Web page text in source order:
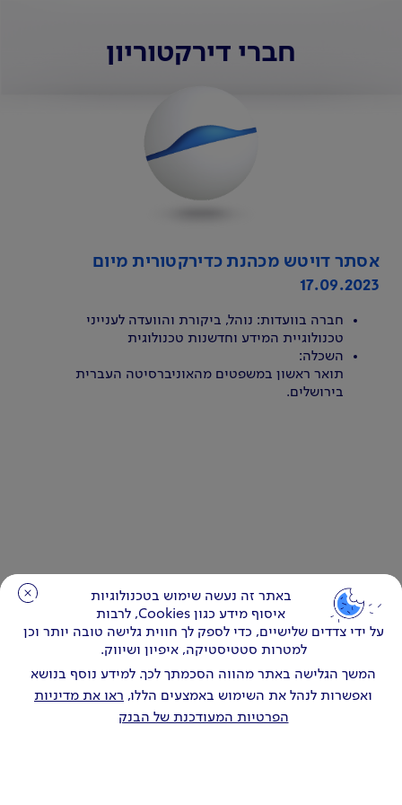
באתר זה נעשה שימוש בטכנולוגיות
איסוף מידע כגון Cookies, לרבות
על ידי צדדים שלישיים, כדי לספק לך חווית גלישה טובה יותר וכן
למטרות סטטיסטיקה, איפיון ושיווק.
המשך הגלישה באתר מהווה הסכמתך לכך. למידע נוסף בנושא
ואפשרות לנהל את השימוש באמצעים הללו, ראו את מדיניות
הפרטיות המעודכנת של הבנק
באתר זה נעשה שימוש בטכנולוגיות
איסוף מידע כגון Cookies, לרבות
על ידי צדדים שלישיים, כדי לספק לך חווית גלישה טובה יותר וכן
למטרות סטטיסטיקה, איפיון ושיווק.
המשך הגלישה באתר מהווה הסכמתך לכך. למידע נוסף בנושא
ואפשרות לנהל את השימוש באמצעים הללו, ראו את מדיניות
הפרטיות המעודכנת של הבנק
חברי דירקטוריון
אסתר דויטש מכהנת כדירקטורית מיום
17.09.2023
חברה בוועדות: נוהל, ביקורת והוועדה לענייני
טכנולוגיית המידע וחדשנות טכנולוגית
השכלה:
תואר ראשון במשפטים מהאוניברסיטה העברית
בירושלים.